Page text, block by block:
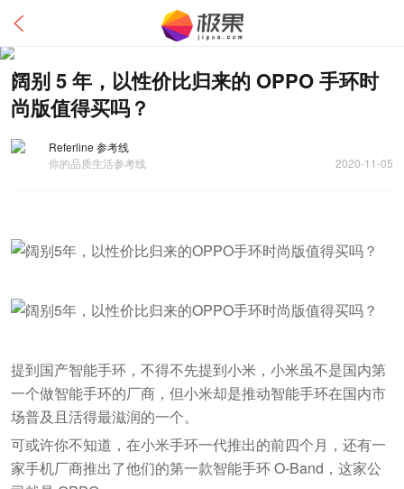
阔别 5 年，以性价比归来的 OPPO 手环时
尚版值得买吗？
Referline 参考线
你的品质生活参考线
2020-11-05
提到国产智能手环，不得不先提到小米，小米虽不是国内第
一个做智能手环的厂商，但小米却是推动智能手环在国内市
场普及且活得最滋润的一个。
可或许你不知道，在小米手环一代推出的前四个月，还有一
家手机厂商推出了他们的第一款智能手环 O-Band，这家公